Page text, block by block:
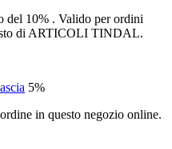
del 10% . Valido per ordini
di ARTICOLI TINDAL.
5%
in questo negozio online.